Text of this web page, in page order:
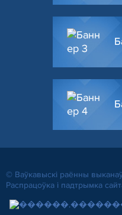
© Ваўкавыскі раённы
Распрацоўка і падтрымка